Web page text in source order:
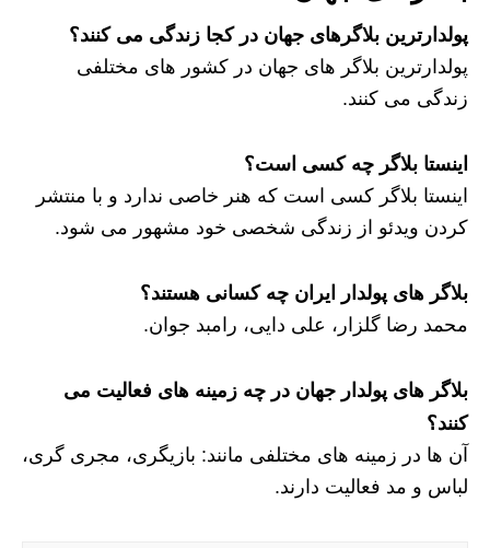
پولدارترین بلاگرهای جهان در کجا زندگی می کنند؟
پولدارترین بلاگر های جهان در کشور های مختلفی
زندگی می کنند.
اینستا بلاگر چه کسی است؟
اینستا بلاگر کسی است که هنر خاصی ندارد و با منتشر
کردن ویدئو از زندگی شخصی خود مشهور می شود.
بلاگر های پولدار ایران چه کسانی هستند؟
محمد رضا گلزار، علی دایی، رامبد جوان.
بلاگر های پولدار جهان در چه زمینه های فعالیت می
کنند؟
آن ها در زمینه های مختلفی مانند: بازیگری، مجری گری،
لباس و مد فعالیت دارند.